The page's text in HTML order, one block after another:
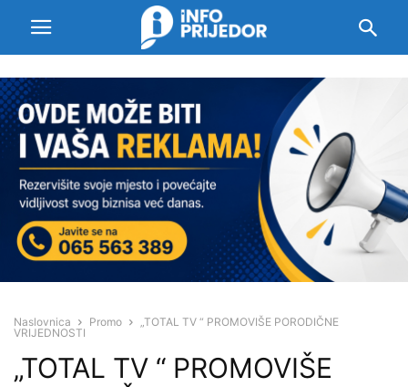
Naslovnica Promo
„TOTAL TV “ PROMOVIŠE PORODIČNE
VRIJEDNOSTI
„TOTAL TV “ PROMOVIŠE